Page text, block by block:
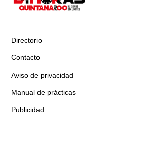
Directorio
Contacto
Aviso de privacidad
Manual de prácticas
Publicidad